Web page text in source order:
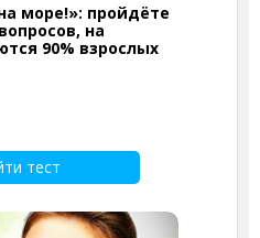
море!»: пройдёте
на
90% взрослых
тест